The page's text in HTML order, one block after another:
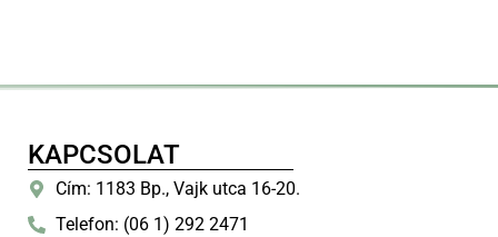
KAPCSOLAT
Cím: 1183 Bp., Vajk utca 16-20.
Telefon: (06 1) 292 2471